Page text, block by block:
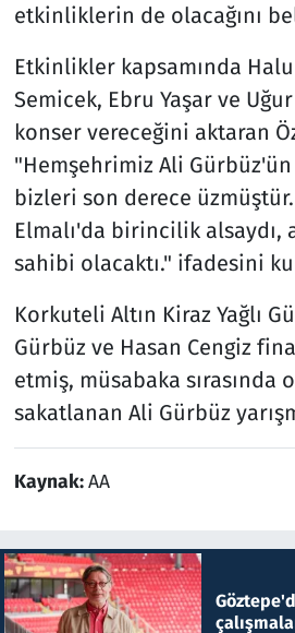
etkinliklerin de olacağını
Etkinlikler kapsamında
Semicek, Ebru Yaşar ve
konser vereceğini aktaran
"Hemşehrimiz Ali Gürbüz'ün
bizleri son derece
Elmalı'da birincilik alsaydı,
sahibi olacaktı." ifadesini
Korkuteli Altın Kiraz Yağlı
Gürbüz ve Hasan Cengiz
etmiş, müsabaka sırasında
sakatlanan Ali Gürbüz
Kaynak:AA
Spor
Teknoloji ve Bilim
Televizyon